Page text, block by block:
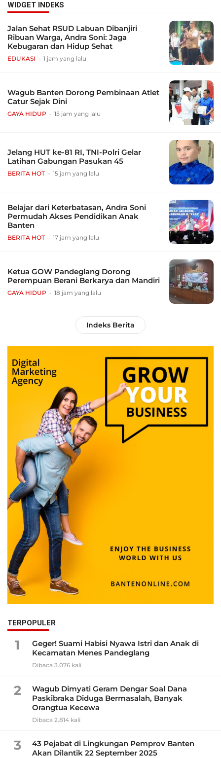
WIDGET INDEKS
Jalan Sehat RSUD Labuan Dibanjiri
Ribuan Warga, Andra Soni: Jaga
Kebugaran dan Hidup Sehat
EDUKASI 1 jam yang lalu
Wagub Banten Dorong Pembinaan Atlet
Catur Sejak Dini
GAYA HIDUP 15 jam yang lalu
Jelang HUT ke-81 RI, TNI-Polri Gelar
Latihan Gabungan Pasukan 45
BERITA HOT 15 jam yang lalu
Belajar dari Keterbatasan, Andra Soni
Permudah Akses Pendidikan Anak
Banten
BERITA HOT 17 jam yang lalu
Ketua GOW Pandeglang Dorong
Perempuan Berani Berkarya dan Mandiri
GAYA HIDUP 18 jam yang lalu
Indeks Berita
TERPOPULER
1
Geger! Suami Habisi Nyawa Istri dan Anak di
Kecamatan Menes Pandeglang
Dibaca 3.076 kali
2
Wagub Dimyati Geram Dengar Soal Dana
Paskibraka Diduga Bermasalah, Banyak
Orangtua Kecewa
Dibaca 2.814 kali
3
43 Pejabat di Lingkungan Pemprov Banten
Akan Dilantik 22 September 2025